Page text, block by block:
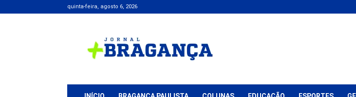
quinta-feira, agosto 6, 2026
+
Bragança